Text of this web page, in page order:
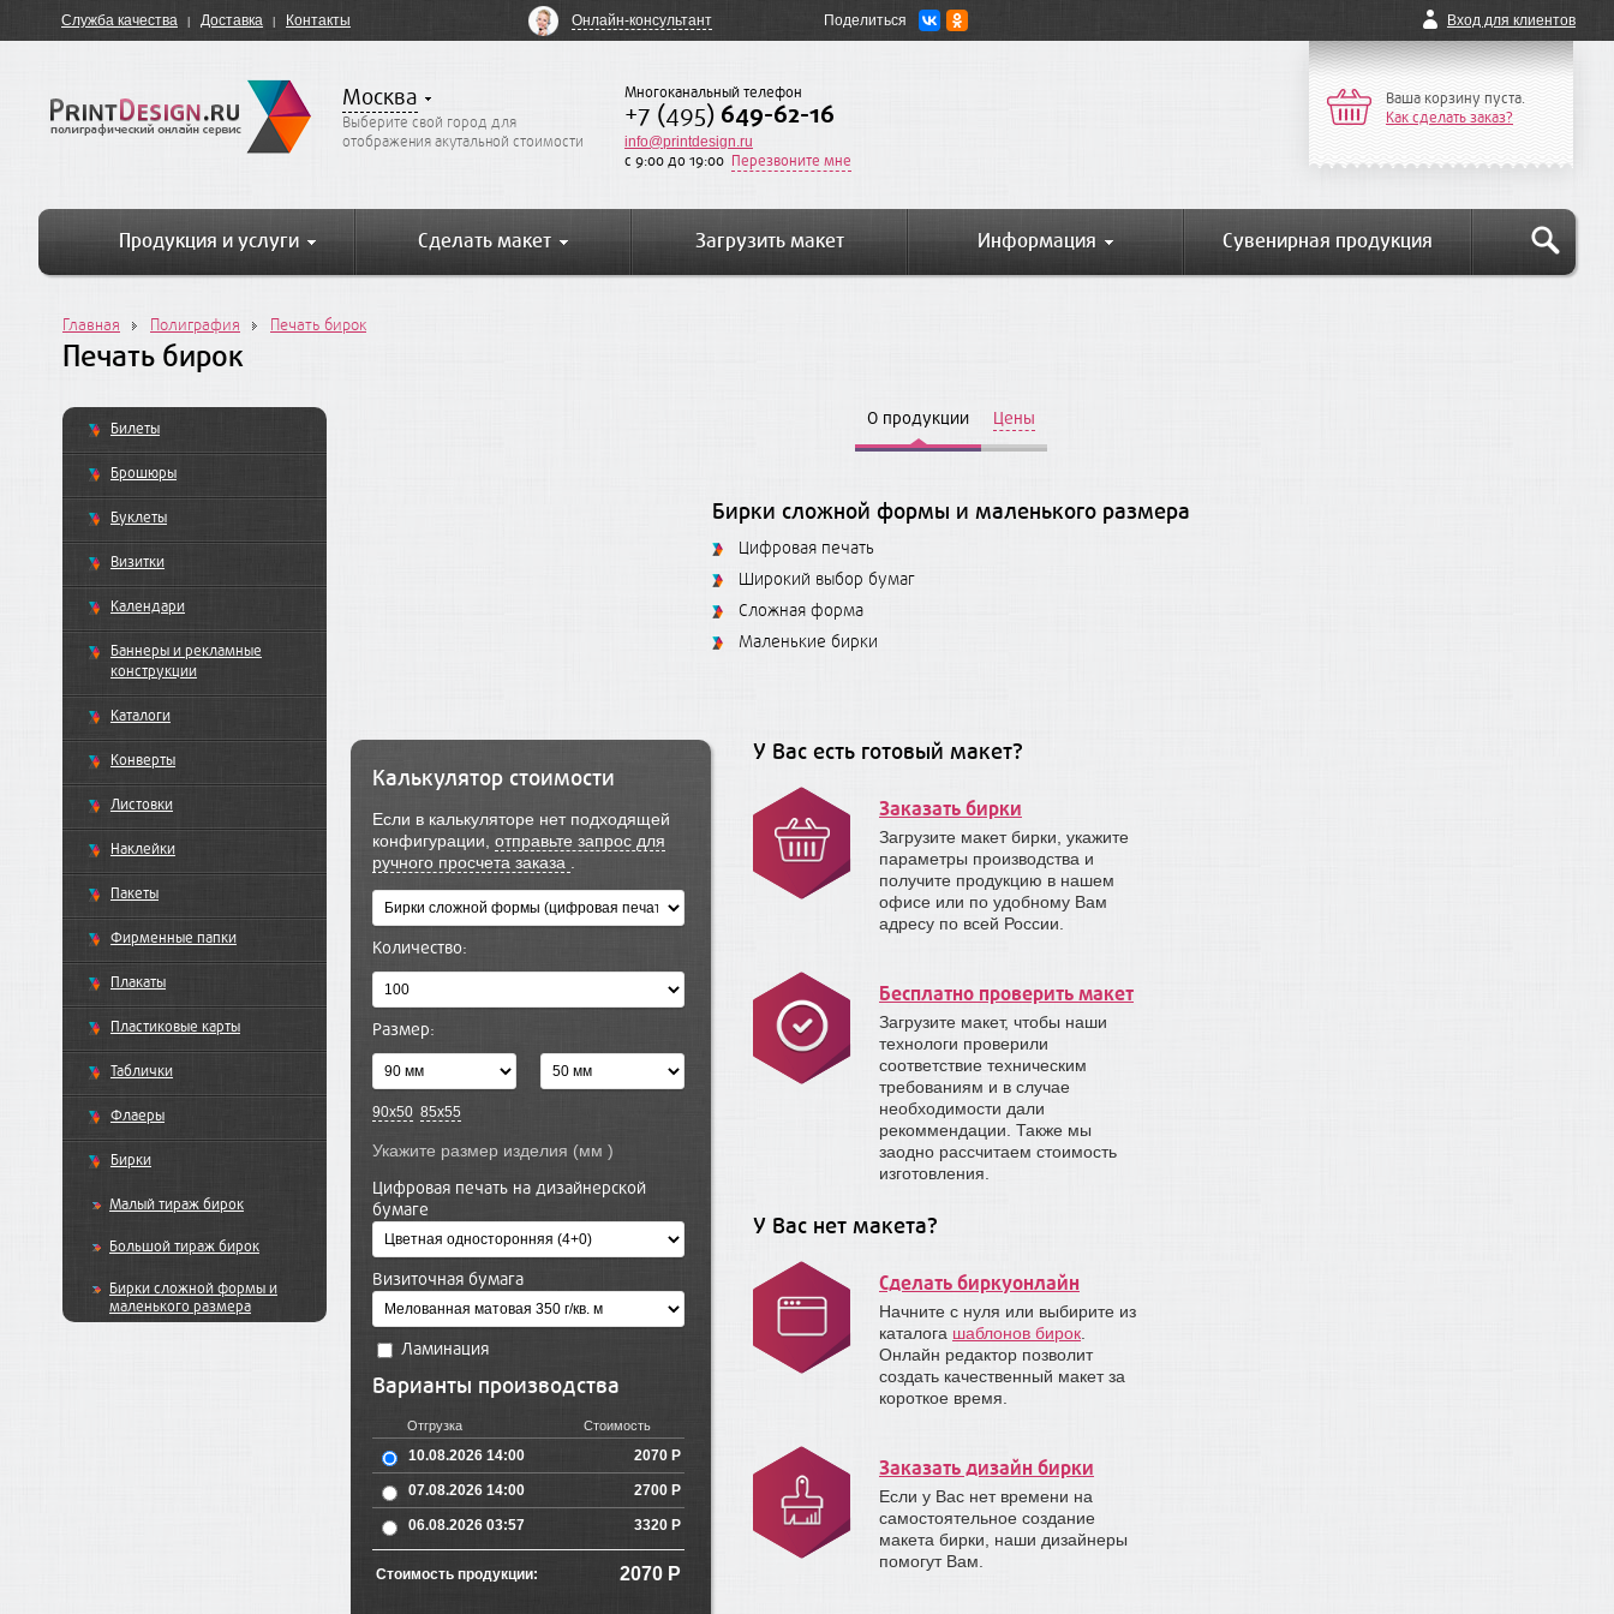
Служба качества Доставка Контакты Онлайн-консультант Поделиться Вход для клиентов
Москва
Выберите свой город для
отображения акутальной стоимости
Многоканальный телефон
+7 (495) 649-62-16
info@printdesign.ru
c 9:00 до 19:00 Перезвоните мне
Ваша корзину пуста.
Как сделать заказ?
Продукция и услуги Сделать макет Загрузить макет Информация Сувенирная продукция
Главная Полиграфия Печать бирок
Печать бирок
Билеты
Брошюры
Буклеты
Визитки
Календари
Баннеры и рекламные
конструкции
Каталоги
Конверты
Листовки
Наклейки
Пакеты
Фирменные папки
Плакаты
Пластиковые карты
Таблички
Флаеры
Бирки
Малый тираж бирок
Большой тираж бирок
Бирки сложной формы и
маленького размера
О продукции Цены
Бирки сложной формы и маленького размера
Цифровая печать
Широкий выбор бумаг
Сложная форма
Маленькие бирки
Калькулятор стоимости
Если в калькуляторе нет подходящей
конфигурации, отправьте запрос для
ручного просчета заказа
Количество:
Размер:
90x50 85x55
Укажите размер изделия (мм )
Цифровая печать на дизайнерской
бумаге
Визиточная бумага
Ламинация
Варианты производства
Отгрузка Стоимость
10.08.2026 14:00 2070 Р
07.08.2026 14:00 2700 Р
06.08.2026 03:57 3320 Р
Стоимость продукции: 2070 Р
У Вас есть готовый макет?
Заказать бирки
Загрузите макет бирки, укажите
параметры производства и
получите продукцию в нашем
офисе или по удобному Вам
адресу по всей России.
Бесплатно проверить макет
Загрузите макет, чтобы наши
технологи проверили
соответствие техническим
требованиям и в случае
необходимости дали
рекоммендации. Также мы
заодно рассчитаем стоимость
изготовления.
У Вас нет макета?
Сделать биркуонлайн
Начните с нуля или выбирите из
каталога шаблонов бирок
Онлайн редактор позволит
создать качественный макет за
короткое время.
Заказать дизайн бирки
Если у Вас нет времени на
самостоятельное создание
макета бирки, наши дизайнеры
помогут Вам.